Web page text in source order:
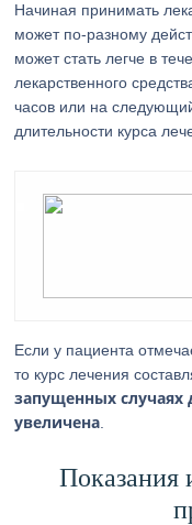
Начиная принимать
может по-разному
может стать легче в
лекарственного
часов или на
длительности курса
Если у пациента
то курс лечения
запущенных
увеличена
Показания